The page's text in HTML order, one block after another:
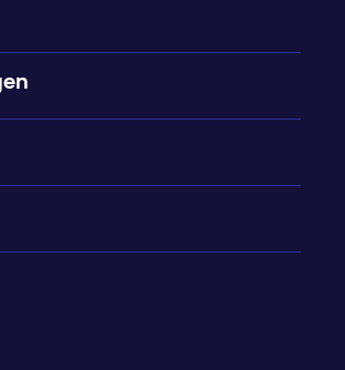
over haar leven als
"I really wanted
story. I understood the
een van de bekendste
ter wereld. Ze stelde